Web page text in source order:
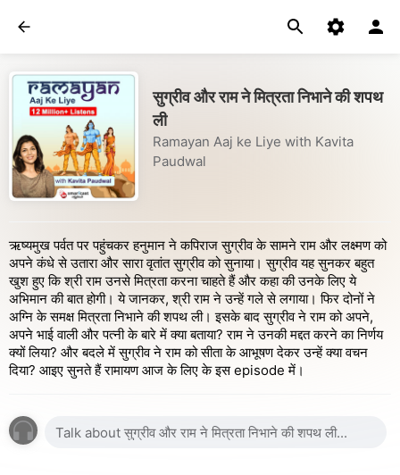
सुग्रीव और राम ने मित्रता निभाने की शपथ
ली
Ramayan Aaj ke Liye with Kavita
Paudwal
ऋष्यमुख पर्वत पर पहुंचकर हनुमान ने कपिराज सुग्रीव के सामने राम और लक्ष्मण को
अपने कंधे से उतारा और सारा वृतांत सुग्रीव को सुनाया। सुग्रीव यह सुनकर बहुत
खुश हुए कि श्री राम उनसे मित्रता करना चाहते हैं और कहा की उनके लिए ये
अभिमान की बात होगी। ये जानकर, श्री राम ने उन्हें गले से लगाया। फिर दोनों ने
अग्नि के समक्ष मित्रता निभाने की शपथ ली। इसके बाद सुग्रीव ने राम को अपने,
अपने भाई वाली और पत्नी के बारे में क्या बताया? राम ने उनकी मद्दत करने का निर्णय
क्यों लिया? और बदले में सुग्रीव ने राम को सीता के आभूषण देकर उन्हें क्या वचन
दिया? आइए सुनते हैं रामायण आज के लिए के इस episode में।